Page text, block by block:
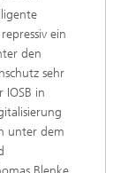
ein
den
sehr
IOSB in
unter dem